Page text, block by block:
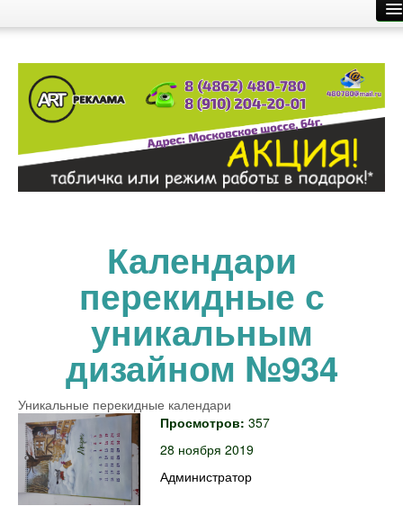
Размещение рекламы
О компании Контакты
Календари
перекидные с
уникальным
дизайном №934
Уникальные перекидные календари
Просмотров: 357
28 ноября 2019
Администратор